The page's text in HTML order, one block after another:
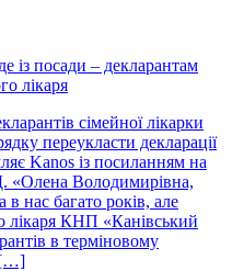
із посади – декларантам
лікаря
сімейної лікарки
переукласти декларації
Kanos із посиланням на
«Олена Володимирівна,
нас багато років, але
лікаря КНП «Канівський
в терміновому
[…]